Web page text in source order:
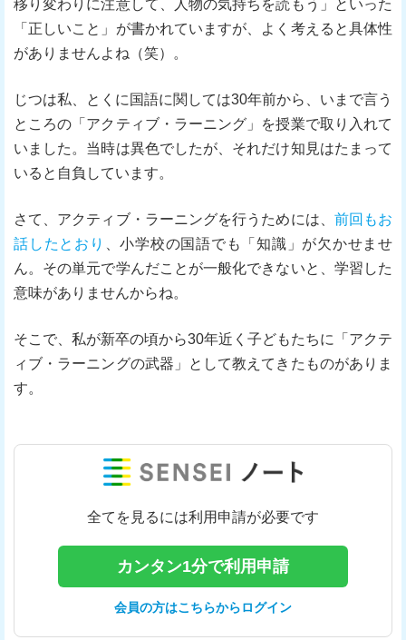
移り変わりに注意して、人物の気持ちを読もう」といった
「正しいこと」が書かれていますが、よく考えると具体性
がありませんよね（笑）。
じつは私、とくに国語に関しては30年前から、いまで言う
ところの「アクティブ・ラーニング」を授業で取り入れて
いました。当時は異色でしたが、それだけ知見はたまって
いると自負しています。
さて、アクティブ・ラーニングを行うためには、 前回もお
話したとおり
、小学校の国語でも「知識」が欠かせませ
ん。その単元で学んだことが一般化できないと、学習した
意味がありませんからね。
そこで、私が新卒の頃から30年近く子どもたちに「アクテ
ィブ・ラーニングの武器」として教えてきたものがありま
す。
全てを見るには利用申請が必要です
カンタン1分で利用申請
会員の方はこちらからログイン